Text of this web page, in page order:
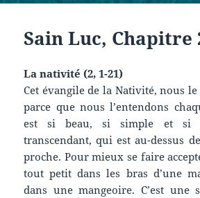
Sain Luc, Chapitre
La nativité (2, 1-21)
Cet évangile de la Nativité, nous
parce que nous l’entendons
est si beau, si simple et si
transcendant, qui est au-dessus
proche. Pour mieux se faire
tout petit dans les bras d’une
dans une mangeoire. C’est une